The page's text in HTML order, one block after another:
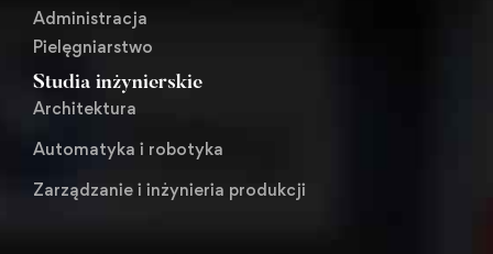
Administracja
Pielęgniarstwo
Studia inżynierskie
Architektura
Automatyka i robotyka
Zarządzanie i inżynieria produkcji